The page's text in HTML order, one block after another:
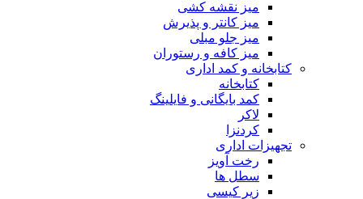
میز نقشه کشی
میز کانتر و پذیرش
میز جلو مبلی
میز کافه و رستوران
کتابخانه و کمد اداری
کتابخانه
کمد بایگانی و فایلینگ
لاکر
کردنزا
تجهیزات اداری
رخت آویز
سطل ها
زیر کیسی